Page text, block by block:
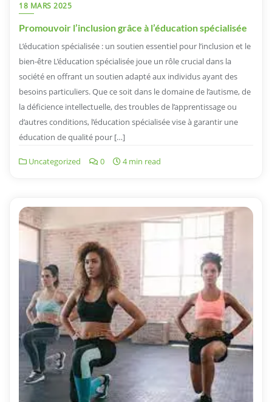
18 MARS 2025
Promouvoir l’inclusion grâce à l’éducation spécialisée
L’éducation spécialisée : un soutien essentiel pour l’inclusion et le
bien-être L’éducation spécialisée joue un rôle crucial dans la
société en offrant un soutien adapté aux individus ayant des
besoins particuliers. Que ce soit dans le domaine de l’autisme, de
la déficience intellectuelle, des troubles de l’apprentissage ou
d’autres conditions, l’éducation spécialisée vise à garantir une
éducation de qualité pour […]
Uncategorized 0 4 min read